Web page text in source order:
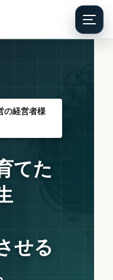
Menu
の経営者様
てた
せる